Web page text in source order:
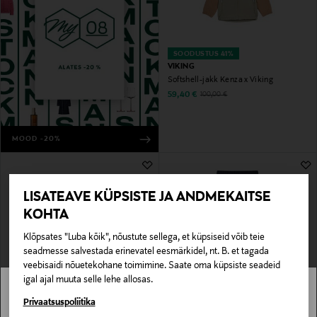
LISATEAVE KÜPSISTE JA ANDMEKAITSE
KOHTA
Klõpsates "Luba kõik", nõustute sellega, et küpsiseid võib teie
seadmesse salvestada erinevatel eesmärkidel, nt. B. et tagada
veebisaidi nõuetekohane toimimine. Saate oma küpsiste seadeid
igal ajal muuta selle lehe allosas.
Privaatsuspoliitika
MOOD -20%
SOODUSTUS 41%
VIKING
Softshell-jakk Kenza x Viking
Discounted Price
59,40 € Original Price
100,00 €
REIMA
Stockmann pole Sinu riigis saadaval.